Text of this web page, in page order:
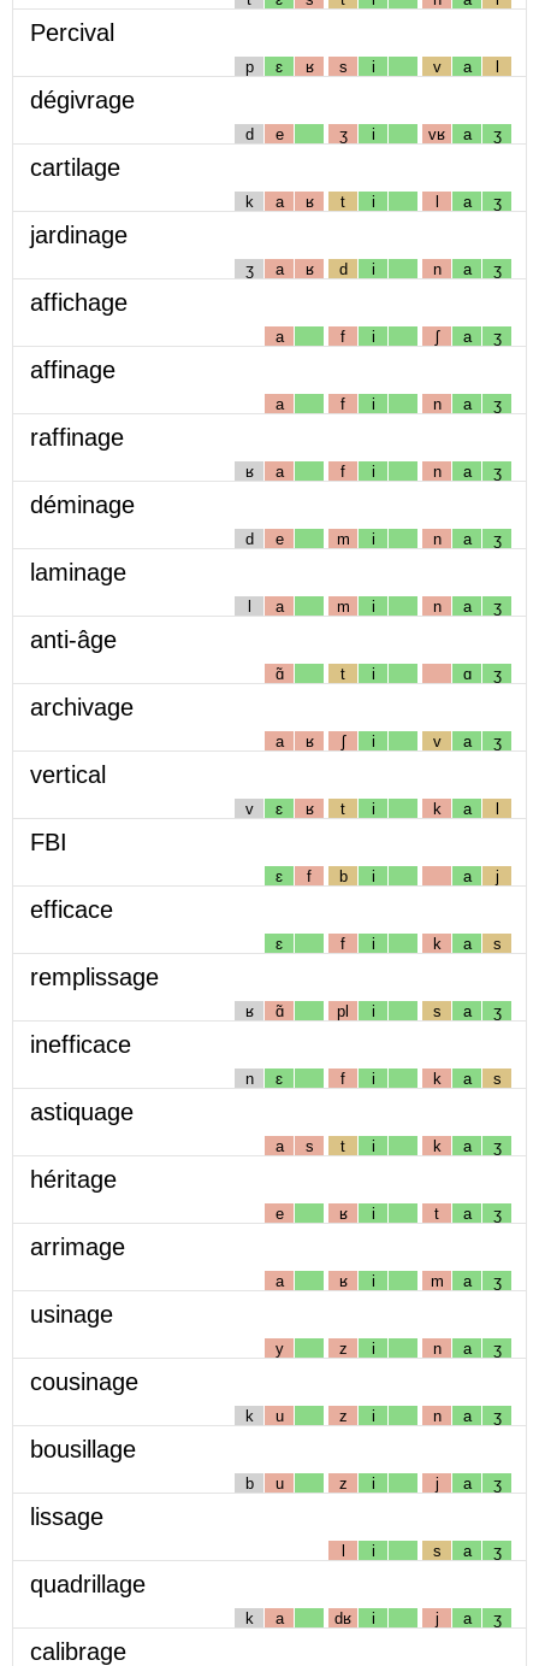
Percival
p ɛ ʁ s i v a l
dégivrage
d e ʒ i vʁ a ʒ
cartilage
k a ʁ t i l a ʒ
jardinage
ʒ a ʁ d i n a ʒ
affichage
a f i ʃ a ʒ
affinage
a f i n a ʒ
raffinage
ʁ a f i n a ʒ
déminage
d e m i n a ʒ
laminage
l a m i n a ʒ
anti-âge
ɑ̃ t i ɑ ʒ
archivage
a ʁ ʃ i v a ʒ
vertical
v ɛ ʁ t i k a l
FBI
ɛ f b i a j
efficace
ɛ f i k a s
remplissage
ʁ ɑ̃ pl i s a ʒ
inefficace
n ɛ f i k a s
astiquage
a s t i k a ʒ
héritage
e ʁ i t a ʒ
arrimage
a ʁ i m a ʒ
usinage
y z i n a ʒ
cousinage
k u z i n a ʒ
bousillage
b u z i j a ʒ
lissage
l i s a ʒ
quadrillage
k a dʁ i j a ʒ
calibrage